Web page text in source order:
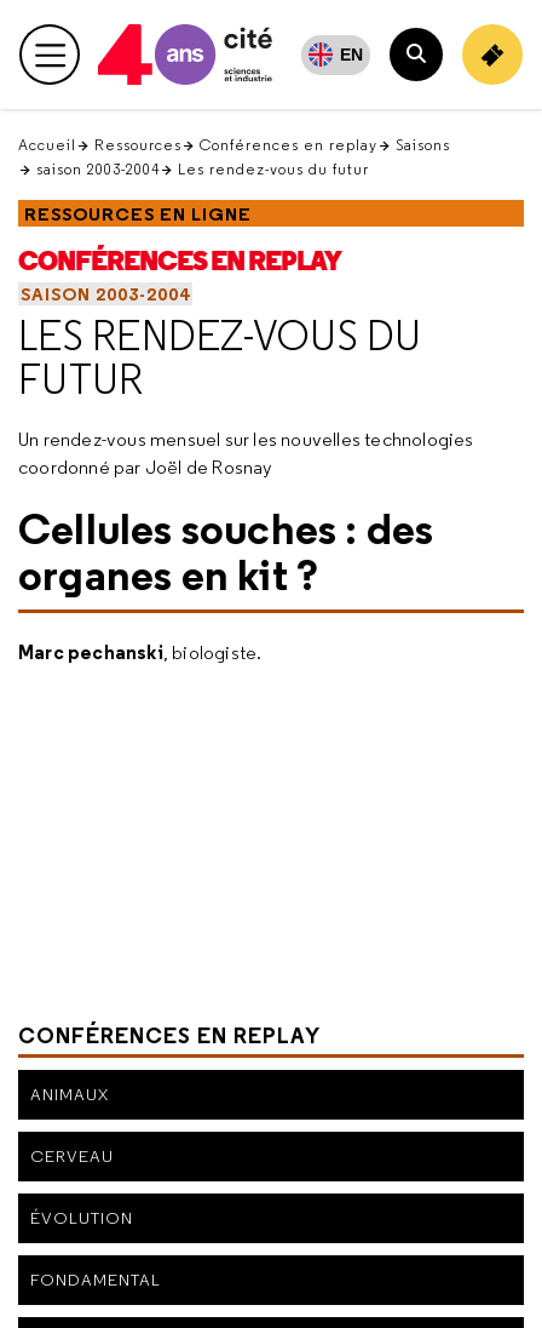
en
haut Menu principal EN
Rechercher
Accueil Ressources Conférences en replay
Saisons
saison 2003-2004
Les rendez-vous du futur
RESSOURCES EN LIGNE
CONFÉRENCES EN REPLAY
SAISON 2003-2004
LES RENDEZ-VOUS DU
FUTUR
Un rendez-vous mensuel sur les nouvelles technologies
coordonné par Joël de Rosnay
Cellules souches : des
organes en kit ?
Marc pechanski, biologiste.
CONFÉRENCES EN REPLAY
ANIMAUX
CERVEAU
ÉVOLUTION
FONDAMENTAL